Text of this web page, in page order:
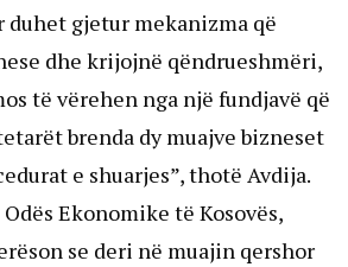
duhet gjetur mekanizma që
dhe krijojnë qëndrueshmëri,
të vërehen nga një fundjavë që
brenda dy muajve bizneset
e shuarjes”, thotë Avdija.
Ekonomike të Kosovës,
se deri në muajin qershor